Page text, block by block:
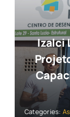
Izalci
Categories: